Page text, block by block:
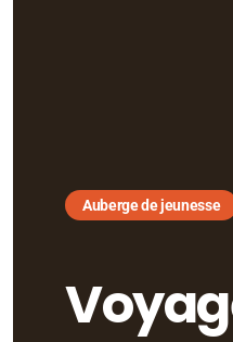
Auberge de jeunesse